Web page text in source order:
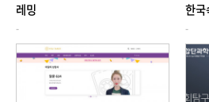
레밍
-
한국
-